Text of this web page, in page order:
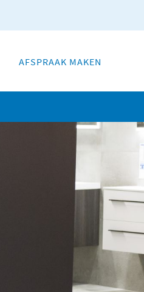
AFSPRAAK MAKEN